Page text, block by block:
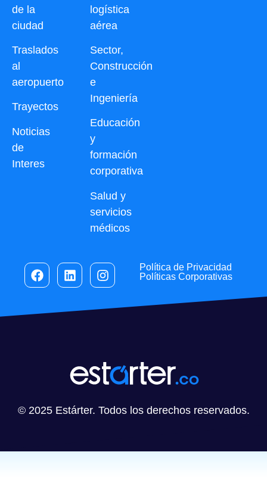
de la
ciudad
Traslados
al
aeropuerto
Trayectos
Noticias
de
Interes
logística
aérea
Sector,
Construcción
e
Ingeniería
Educación
y
formación
corporativa
Salud y
servicios
médicos
Política de Privacidad
Políticas Corporativas
© 2025 Estárter. Todos los derechos reservados.